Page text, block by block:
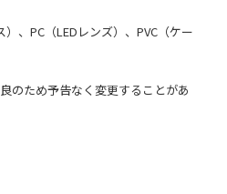
、PC（LEDレンズ）、PVC（ケー
のため予告なく変更することがあ